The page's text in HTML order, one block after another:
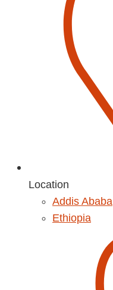
Location
Addis Ababa
Ethiopia